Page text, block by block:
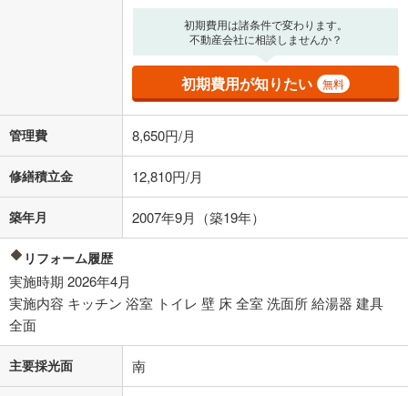
の金融機関等における貸出金利を何ら保証するものではありません。返
済方法「元利均等返済」にて算出しております。入力された金利を35年
適用した場合の計算結果を表示しています。
その他月額費用や、初期費用がかかります。ご注意ください。実際にお
借り入れの際は各金融機関等に、必ずご自身でご確認をお願いいたしま
不動産会社に購入相談をする
閉じる
初期費用は諸条件で変わります。
不動産会社に相談しませんか？
初期費用が知りたい 無料
管理費 8,650円/月
修繕積立金 12,810円/月
築年月 2007年9月（築19年）
リフォーム履歴
実施時期 2026年4月
実施内容 キッチン 浴室 トイレ 壁 床 全室 洗面所 給湯器 建具
全面
主要採光面 南